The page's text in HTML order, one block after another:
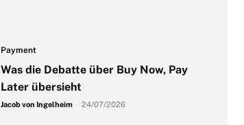
Payment
Was die Debatte über Buy Now, Pay
Later übersieht
Jacob von Ingelheim 24/07/2026